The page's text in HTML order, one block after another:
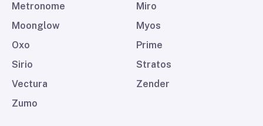
Metronome
Miro
Moonglow
Myos
Oxo
Prime
Sirio
Stratos
Vectura
Zender
Zumo